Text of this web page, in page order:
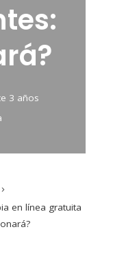
3 años
en línea gratuita